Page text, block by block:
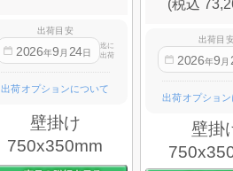
出荷目安
2026年9 月 24日
迄に
出荷
出荷オプションについて
壁掛け
750x350mm
出荷目
2026年9 月
出荷オプショ
壁掛